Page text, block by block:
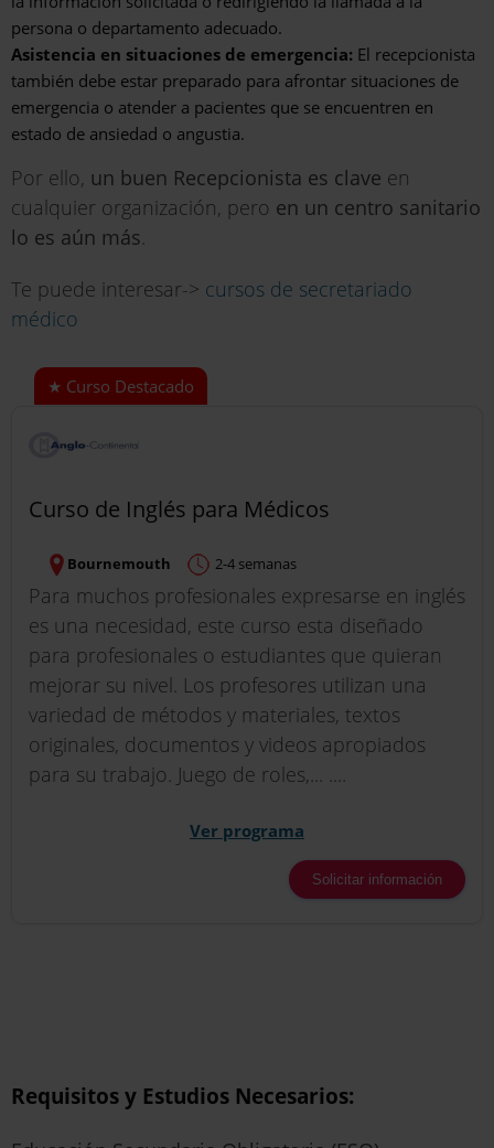
persona o departamento adecuado.
Asistencia en situaciones de emergencia: El recepcionista
también debe estar preparado para afrontar situaciones de
emergencia o atender a pacientes que se encuentren en
estado de ansiedad o angustia.
Por ello, un buen Recepcionista es clave en
cualquier organización, pero en un centro sanitario
lo es aún más.
Te puede interesar-> cursos de secretariado
médico
Curso de Inglés para Médicos
Bournemouth 2-4 semanas
Para muchos profesionales expresarse en inglés
es una necesidad, este curso esta diseñado
para profesionales o estudiantes que quieran
mejorar su nivel. Los profesores utilizan una
variedad de métodos y materiales, textos
originales, documentos y videos apropiados
para su trabajo. Juego de roles,... ....
Ver programa
Solicitar información
Requisitos y Estudios Necesarios: